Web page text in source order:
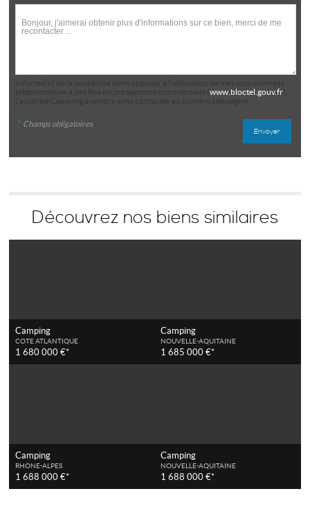
www.bloctel.gouv.fr),
* Champs obligatoires
Découvrez nos biens similaires
Camping
COTE ATLANTIQUE
1 680 000 €*
Camping
NOUVELLE-AQUITAINE
1 685 000 €*
Camping
RHONE-ALPES
1 688 000 €*
Camping
NOUVELLE-AQUITAINE
1 688 000 €*